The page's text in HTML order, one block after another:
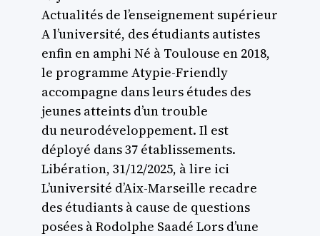
Actualités de l’enseignement supérieur
A l’université, des étudiants autistes
enfin en amphi Né à Toulouse en 2018,
le programme Atypie-Friendly
accompagne dans leurs études des
jeunes atteints d’un trouble
du neurodéveloppement. Il est
déployé dans 37 établissements.
Libération, 31/12/2025, à lire ici
L’université d’Aix-Marseille recadre
des étudiants à cause de questions
posées à Rodolphe Saadé Lors d’une